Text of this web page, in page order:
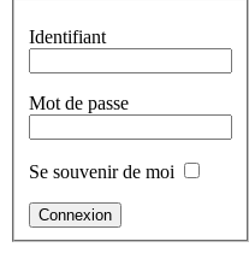
Identifiant
Mot de passe
Se souvenir de moi